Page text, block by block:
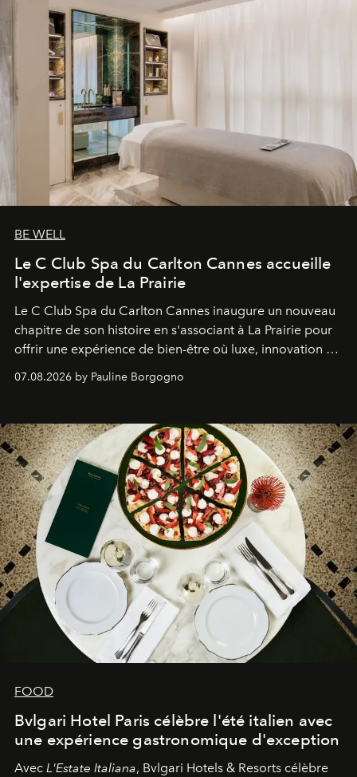
BE WELL
Le C Club Spa du Carlton Cannes accueille
l'expertise de La Prairie
Le C Club Spa du Carlton Cannes inaugure un nouveau
chapitre de son histoire en s'associant à La Prairie pour
offrir une expérience de bien-être où luxe, innovation et
expertise se rencontrent.
07.08.2026 by Pauline Borgogno
FOOD
Bvlgari Hotel Paris célèbre l'été italien avec
une expérience gastronomique d'exception
Avec L'Estate Italiana, Bvlgari Hotels & Resorts célèbre